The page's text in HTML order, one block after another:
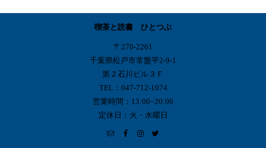
稿
喫茶と読書 ひとつぶ
〒270-2261
千葉県松戸市常盤平2-9-1
第２石川ビル３Ｆ
TEL：047-712-1074
営業時間：13:00~20:00
定休日：火・水曜日